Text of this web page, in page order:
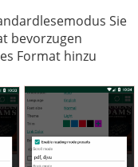
Sie
bevorzugen
Format hinzu